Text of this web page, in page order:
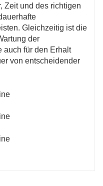
Zeit und des richtigen
Gleichzeitig ist die
der
auch für den Erhalt
von entscheidender